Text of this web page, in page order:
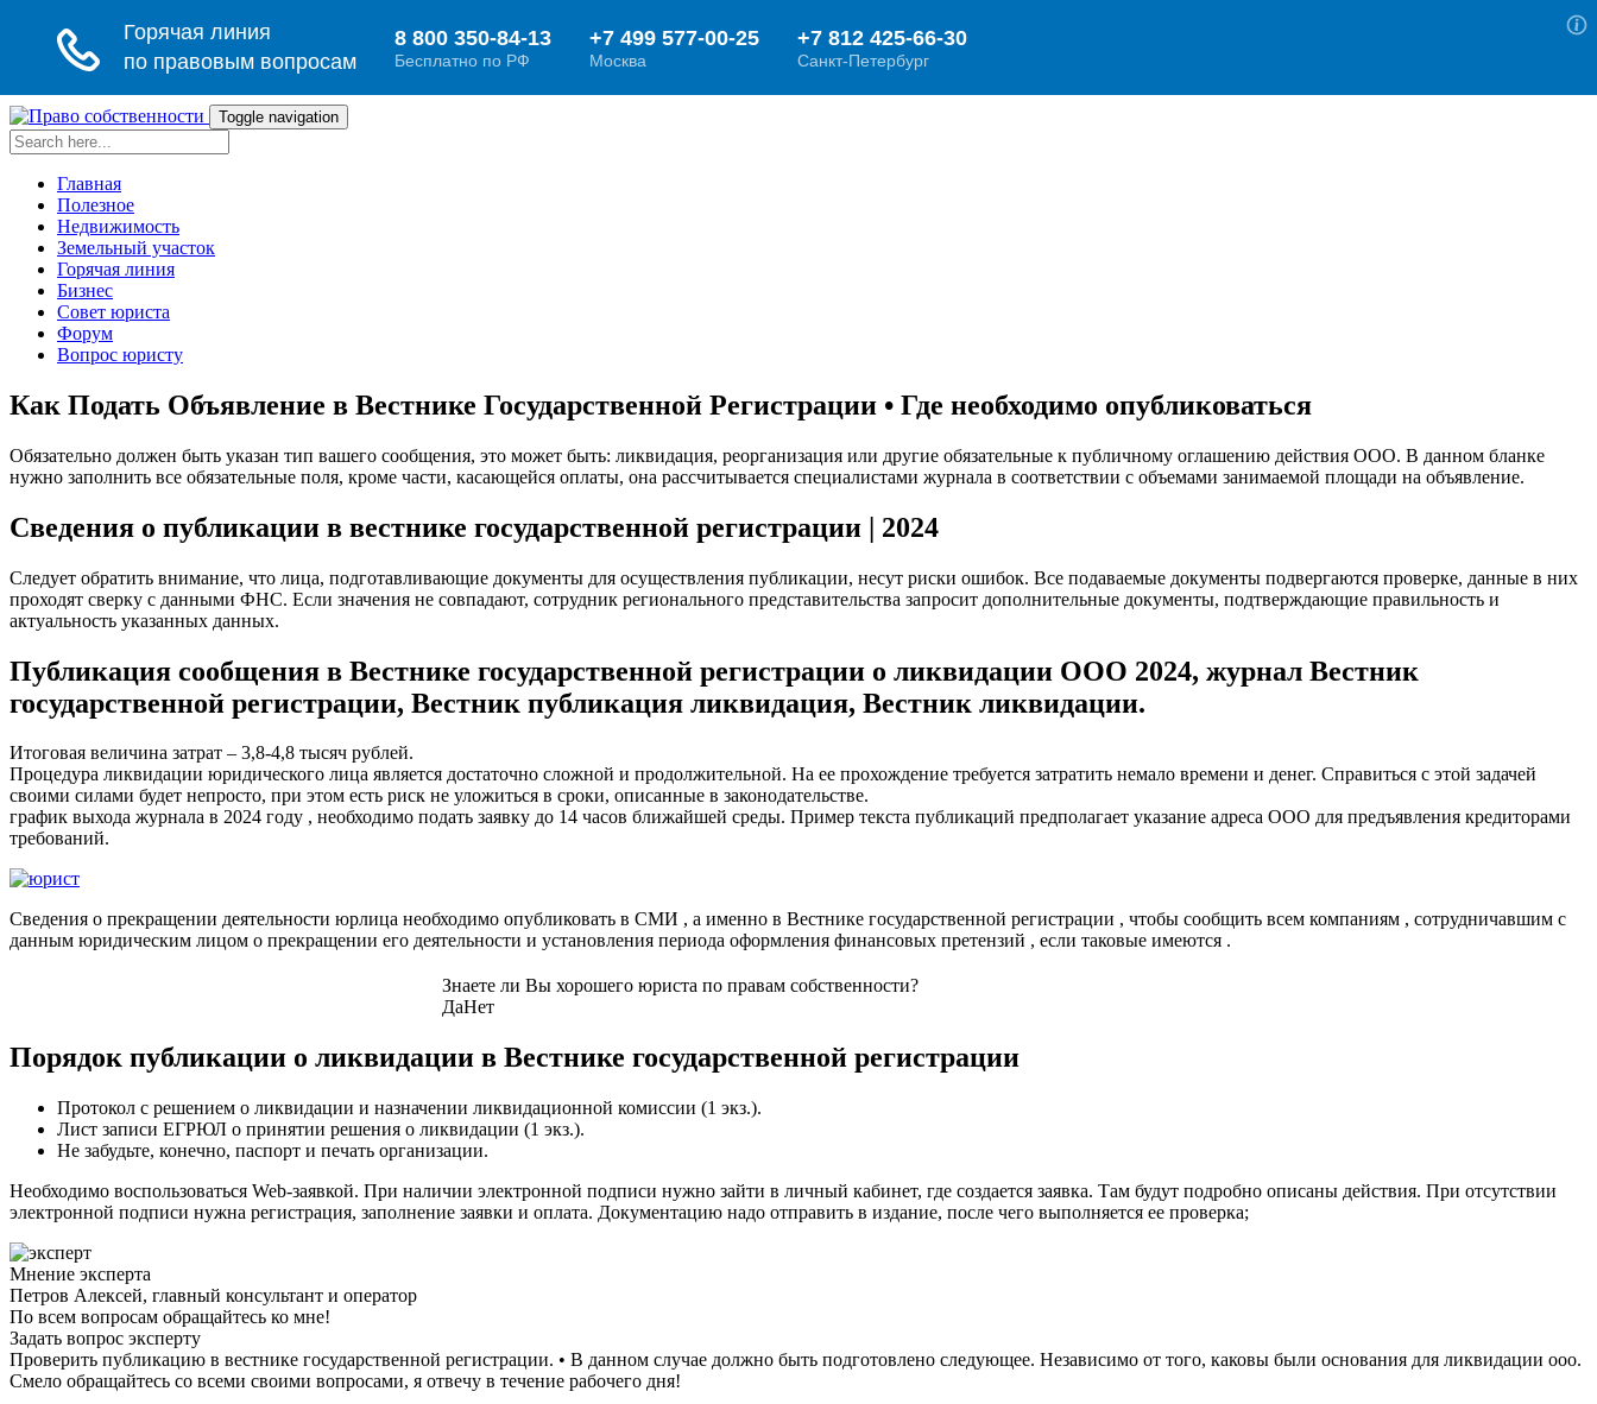
Toggle navigation
Главная
Полезное
Недвижимость
Земельный участок
Горячая линия
Бизнес
Совет юриста
Форум
Вопрос юристу
Как Подать Объявление в Вестнике Государственной Регистрации • Где необходимо опубликоваться
Обязательно должен быть указан тип вашего сообщения, это может быть: ликвидация, реорганизация или другие обязательные к публичному оглашению действия ООО. В данном бланке
нужно заполнить все обязательные поля, кроме части, касающейся оплаты, она рассчитывается специалистами журнала в соответствии с объемами занимаемой площади на объявление.
Сведения о публикации в вестнике государственной регистрации | 2024
Следует обратить внимание, что лица, подготавливающие документы для осуществления публикации, несут риски ошибок. Все подаваемые документы подвергаются проверке, данные в них
проходят сверку с данными ФНС. Если значения не совпадают, сотрудник регионального представительства запросит дополнительные документы, подтверждающие правильность и
актуальность указанных данных.
Публикация сообщения в Вестнике государственной регистрации о ликвидации ООО 2024, журнал Вестник
государственной регистрации, Вестник публикация ликвидация, Вестник ликвидации.
Итоговая величина затрат – 3,8-4,8 тысяч рублей.
Процедура ликвидации юридического лица является достаточно сложной и продолжительной. На ее прохождение требуется затратить немало времени и денег. Справиться с этой задачей
своими силами будет непросто, при этом есть риск не уложиться в сроки, описанные в законодательстве.
график выхода журнала в 2024 году , необходимо подать заявку до 14 часов ближайшей среды. Пример текста публикаций предполагает указание адреса ООО для предъявления кредиторами
требований.
Сведения о прекращении деятельности юрлица необходимо опубликовать в СМИ , а именно в Вестнике государственной регистрации , чтобы сообщить всем компаниям , сотрудничавшим с
данным юридическим лицом о прекращении его деятельности и установления периода оформления финансовых претензий , если таковые имеются .
Знаете ли Вы хорошего юриста по правам собственности?
ДаНет
Порядок публикации о ликвидации в Вестнике государственной регистрации
Протокол с решением о ликвидации и назначении ликвидационной комиссии (1 экз.).
Лист записи ЕГРЮЛ о принятии решения о ликвидации (1 экз.).
Не забудьте, конечно, паспорт и печать организации.
Необходимо воспользоваться Web-заявкой. При наличии электронной подписи нужно зайти в личный кабинет, где создается заявка. Там будут подробно описаны действия. При отсутствии
электронной подписи нужна регистрация, заполнение заявки и оплата. Документацию надо отправить в издание, после чего выполняется ее проверка;
Мнение эксперта
Петров Алексей, главный консультант и оператор
По всем вопросам обращайтесь ко мне!
Задать вопрос эксперту
Проверить публикацию в вестнике государственной регистрации. • В данном случае должно быть подготовлено следующее. Независимо от того, каковы были основания для ликвидации ооо.
Смело обращайтесь со всеми своими вопросами, я отвечу в течение рабочего дня!